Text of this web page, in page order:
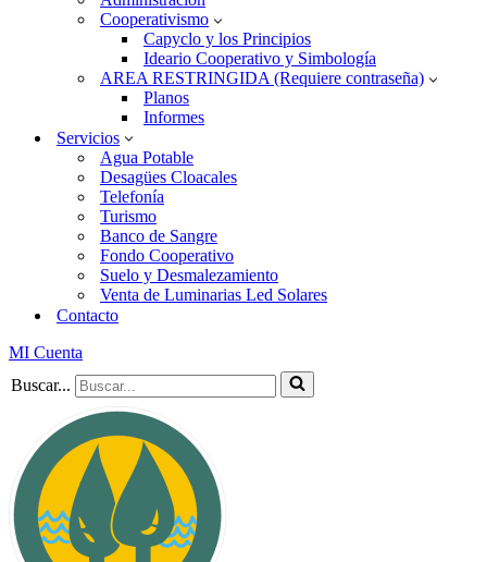
Cooperativismo
Capyclo y los Principios
Ideario Cooperativo y Simbología
AREA RESTRINGIDA (Requiere contraseña)
Planos
Informes
Servicios
Agua Potable
Desagües Cloacales
Telefonía
Turismo
Banco de Sangre
Fondo Cooperativo
Suelo y Desmalezamiento
Venta de Luminarias Led Solares
Contacto
MI Cuenta
Buscar...